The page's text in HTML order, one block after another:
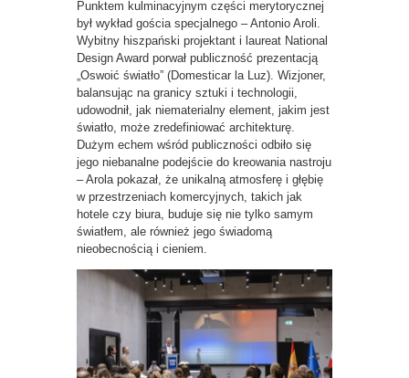
Punktem kulminacyjnym części merytorycznej
był wykład gościa specjalnego – Antonio Aroli.
Wybitny hiszpański projektant i laureat National
Design Award porwał publiczność prezentacją
„Oswoić światło” (Domesticar la Luz). Wizjoner,
balansując na granicy sztuki i technologii,
udowodnił, jak niematerialny element, jakim jest
światło, może zredefiniować architekturę.
Dużym echem wśród publiczności odbiło się
jego niebanalne podejście do kreowania nastroju
– Arola pokazał, że unikalną atmosferę i głębię
w przestrzeniach komercyjnych, takich jak
hotele czy biura, buduje się nie tylko samym
światłem, ale również jego świadomą
nieobecnością i cieniem.